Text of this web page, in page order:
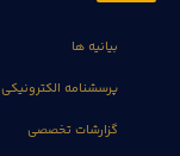
بیانیه ها
پرسشنامه الکترونیکی
گزارشات تخصصی